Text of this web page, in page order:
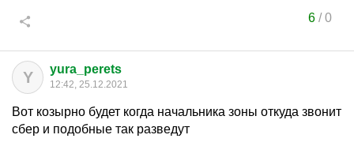
6/0
Y yura_perets
12:42, 25.12.2021
Вот козырно будет когда начальника зоны откуда звонит
сбер и подобные так разведут